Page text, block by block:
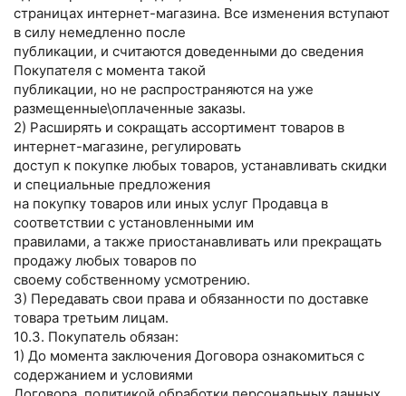
страницах интернет-магазина. Все изменения вступают
в силу немедленно после
публикации, и считаются доведенными до сведения
Покупателя с момента такой
публикации, но не распространяются на уже
размещенные\оплаченные заказы.
2) Расширять и сокращать ассортимент товаров в
интернет-магазине, регулировать
доступ к покупке любых товаров, устанавливать скидки
и специальные предложения
на покупку товаров или иных услуг Продавца в
соответствии с установленными им
правилами, а также приостанавливать или прекращать
продажу любых товаров по
своему собственному усмотрению.
3) Передавать свои права и обязанности по доставке
товара третьим лицам.
10.3. Покупатель обязан:
1) До момента заключения Договора ознакомиться с
содержанием и условиями